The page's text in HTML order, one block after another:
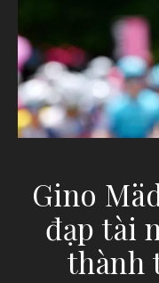
Gino
đạp tài
thành